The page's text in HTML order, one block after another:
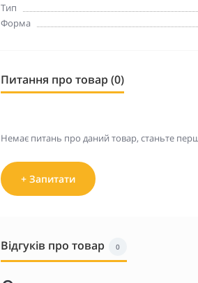
Тип
Форма
Питання про товар (0)
Немає питань про даний товар, станьте
+ Запитати
Відгуків про товар 0